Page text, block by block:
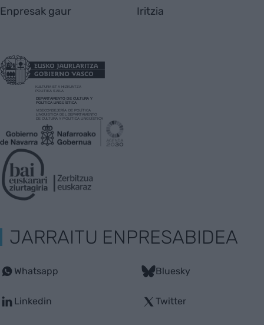
Enpresak gaur Iritzia
JARRAITU ENPRESABIDEA
Whatsapp
Linkedin
Bluesky
Twitter